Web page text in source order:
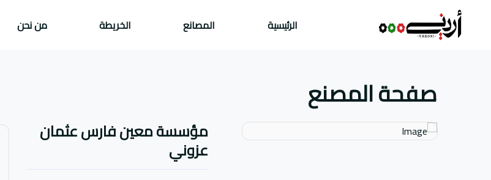
الرئيسية المصانع الخريطة من نحن
صفحة المصنع
مؤسسة معين فارس عثمان
عزوني